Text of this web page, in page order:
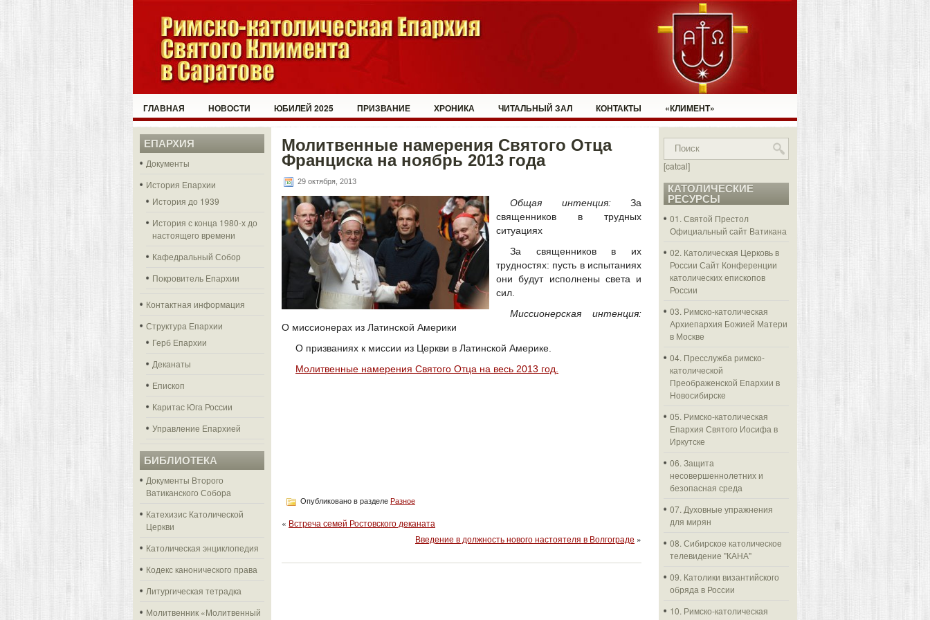
ГЛАВНАЯ НОВОСТИ ЮБИЛЕЙ 2025 ПРИЗВАНИЕ ХРОНИКА ЧИТАЛЬНЫЙ ЗАЛ КОНТАКТЫ «КЛИМЕНТ»
ЕПАРХИЯ
Документы
История Епархии
История до 1939
История с конца 1980-х до
настоящего времени
Кафедральный Собор
Покровитель Епархии
Контактная информация
Структура Епархии
Герб Епархии
Деканаты
Епископ
Каритас Юга России
Управление Епархией
БИБЛИОТЕКА
Документы Второго
Ватиканского Собора
Катехизис Католической
Церкви
Католическая энциклопедия
Кодекс канонического права
Литургическая тетрадка
Молитвенник «Молитвенный
Молитвенные намерения Святого Отца
Франциска на ноябрь 2013 года
29 октября, 2013
Общая интенция:За
священников в трудных
ситуациях
За священников в их
трудностях: пусть в испытаниях
они будут исполнены света и
сил.
Миссионерская интенция:
О миссионерах из Латинской Америки
О призваниях к миссии из Церкви в Латинской Америке.
Молитвенные намерения Святого Отца на весь 2013 год.
Опубликовано в разделе Разное
« Встреча семей Ростовского деканата
Введение в должность нового настоятеля в Волгограде »
[catcal]
КАТОЛИЧЕСКИЕ
РЕСУРСЫ
01. Святой Престол
Официальный сайт Ватикана
02. Католическая Церковь в
России Сайт Конференции
католических епископов
России
03. Римско-католическая
Архиепархия Божией Матери
в Москве
04. Пресслужба римско-
католической
Преображенской Епархии в
Новосибирске
05. Римско-католическая
Епархия Святого Иосифа в
Иркутске
06. Защита
несовершеннолетних и
безопасная среда
07. Духовные упражнения
для мирян
08. Сибирское католическое
телевидение "КАНА"
09. Католики византийского
обряда в России
10. Римско-католическая